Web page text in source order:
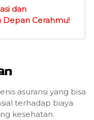
dan
Depan Cerahmu!
asuransi yang bisa
terhadap biaya
kesehatan.